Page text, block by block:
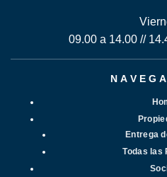
09.00 a 14.00 //
Entrega
Todas las